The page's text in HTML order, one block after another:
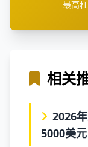
最高
相关
2026
5000美